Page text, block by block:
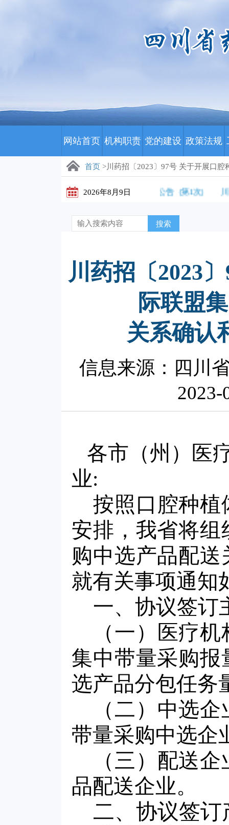
网站首页 机构职责 党的建设 政策法规
首页 >川药招〔2023〕97号 关于开展口
2026年8月9日
保影像云（数字胶片）集中采购更正公告（第1次） 川药招〔
搜索
川药招〔2023
际联盟
关系确认
信息来源：四川
2023-
各市（州）医
业:
按照口腔种植
安排，我省将
购中选产品配
就有关事项通知
一、协议签订
（一）医疗
集中带量采购
选产品分包任务
（二）中选
带量采购中选企
（三）配送
品配送企业。
二、协议签订